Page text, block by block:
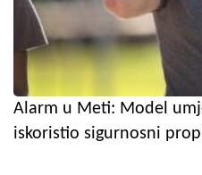
Alarm u Meti: Model
iskoristio sigurnosni